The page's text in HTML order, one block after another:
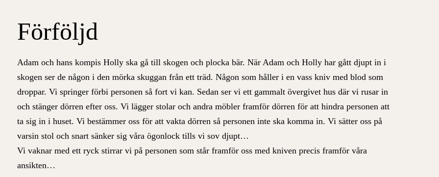
Förföljd
Adam och hans kompis Holly ska gå till skogen och plocka bär. När Adam och Holly har gått djupt in i
skogen ser de någon i den mörka skuggan från ett träd. Någon som håller i en vass kniv med blod som
droppar. Vi springer förbi personen så fort vi kan. Sedan ser vi ett gammalt övergivet hus där vi rusar in
och stänger dörren efter oss. Vi lägger stolar och andra möbler framför dörren för att hindra personen att
ta sig in i huset. Vi bestämmer oss för att vakta dörren så personen inte ska komma in. Vi sätter oss på
varsin stol och snart sänker sig våra ögonlock tills vi sov djupt…
Vi vaknar med ett ryck stirrar vi på personen som står framför oss med kniven precis framför våra
ansikten…